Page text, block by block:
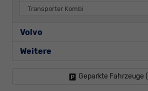
Transporter Kombi
Volvo
Weitere
Geparkte Fahrzeuge (